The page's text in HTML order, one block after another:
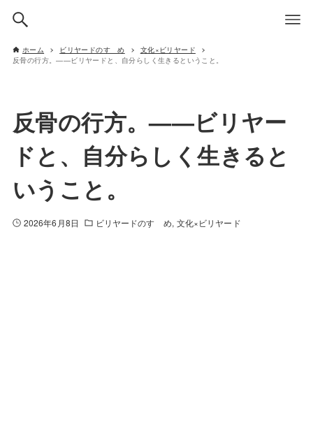
ホーム ビリヤードのすゝめ
文化×ビリヤード
反骨の行方。——ビリヤードと、自分らしく生きるということ。
反骨の行方。——ビリヤー
ドと、自分らしく生きると
いうこと。
2026年6月8日 ビリヤードのすゝめ 文化×ビリヤード